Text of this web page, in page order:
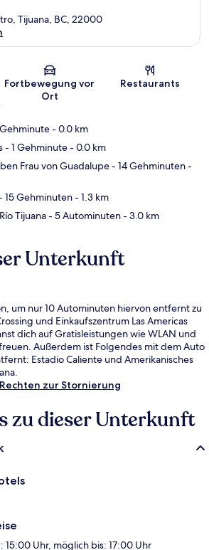
Karte
Tijuana, BC, 22000
Fortbewegung vor
Ort
Restaurants
- 0.0 km
- 1 Gehminute- 0.0 km
Frau von Guadalupe- 14 Gehminuten-
15 Gehminuten- 1.3 km
Tijuana- 5 Autominuten- 3.0 km
Unterkunft
um nur 10 Autominuten hiervon entfernt zu
und Einkaufszentrum Las Americas
dich auf Gratisleistungen wie WLAN und
Außerdem ist Folgendes mit dem Auto
Estadio Caliente und Amerikanisches
zur Stornierung
zu dieser Unterkunft
15:00 Uhr, möglich bis: 17:00 Uhr